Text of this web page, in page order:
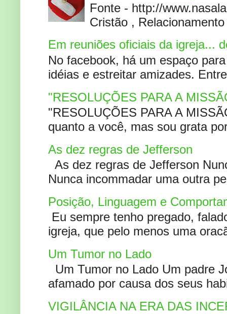
Fonte - http://
Cristão ,
Em reuniões oficiais da igreja...
No facebook, há um espaço
idéias e estreitar amizades.
"RESOLUÇÕES PARA A
"RESOLUÇÕES PARA A
quanto a você, mas sou grata
As dez regras de Jefferson
As dez regras de Jefferson
Nunca incommadar uma outra
Posição, Linguagem e
Eu sempre tenho pregado,
igreja, que pelo menos uma
Um Tumor no Lado
Um Tumor no Lado Um padre
afamado por causa dos seus
VIGILÂNCIA NA ERA DAS